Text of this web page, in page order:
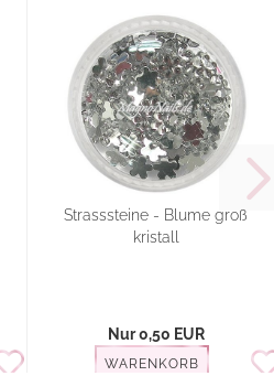
Strasssteine - Blume groß
kristall
Nur 0,50 EUR
WARENKORB